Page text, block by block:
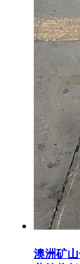
澳洲矿